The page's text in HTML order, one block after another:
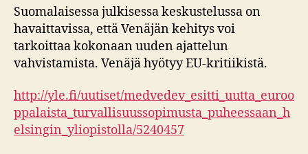
Suomalaisessa julkisessa keskustelussa on
havaittavissa, että Venäjän kehitys voi
tarkoittaa kokonaan uuden ajattelun
vahvistamista. Venäjä hyötyy EU-kritiikistä.
http://yle.fi/uutiset/medvedev_esitti_uutta_euroo
ppalaista_turvallisuussopimusta_puheessaan_h
elsingin_yliopistolla/5240457